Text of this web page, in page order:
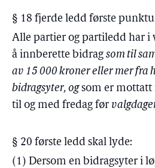
§ 18 fjerde ledd første
Alle partier og partiledd har
å innberette bidrag som til
av 15 000 kroner eller mer fra
bidragsyter, ogsom er mottatt
til og med fredag før
§ 20 første ledd skal lyde:
(1) Dersom en bidragsyter i